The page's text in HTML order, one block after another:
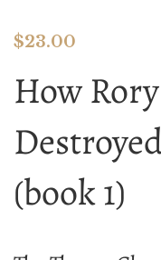
$23.00
How
(book 1)